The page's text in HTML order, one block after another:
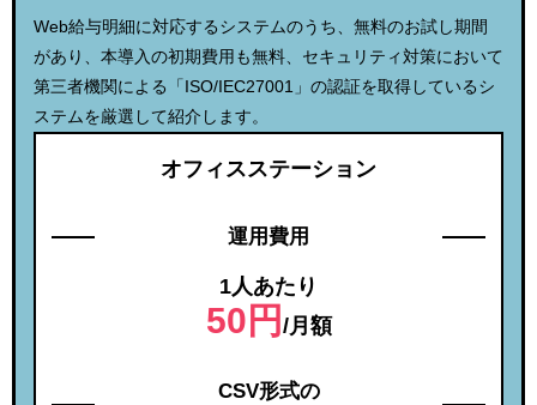
Web給与明細に対応するシステムのうち、無料のお試し期間
があり、本導入の初期費用も無料、セキュリティ対策において
第三者機関による「ISO/IEC27001」の認証を取得しているシ
ステムを厳選して紹介します。
オフィスステーション
運用費用
1人あたり
50円 /月額
CSV形式の